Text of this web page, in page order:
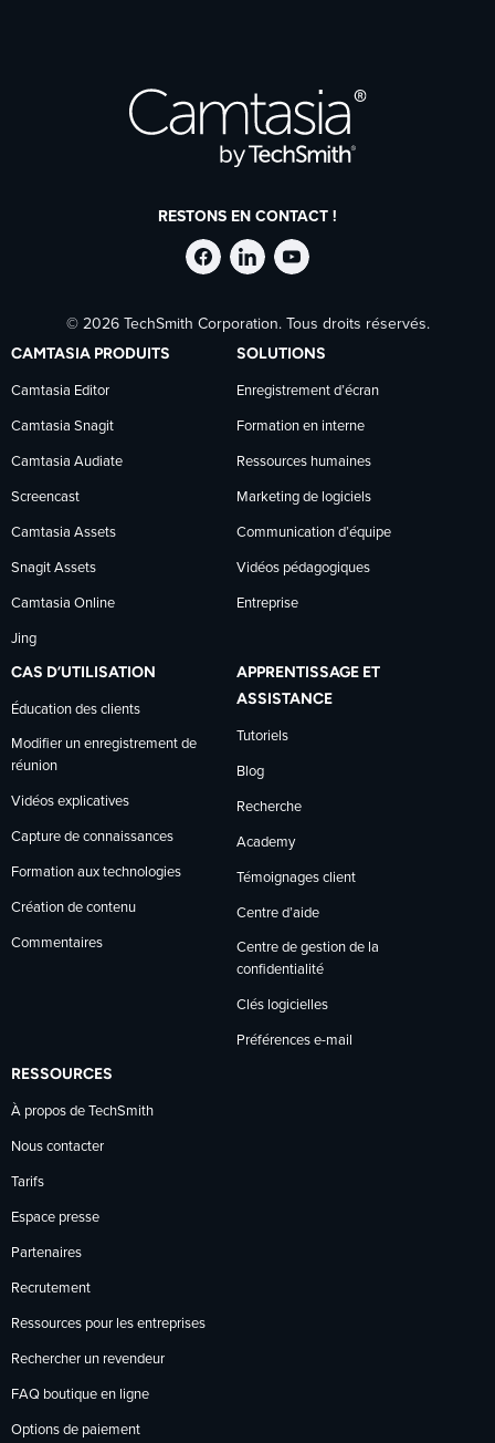
RESTONS EN CONTACT !
Suivre
TechSmith
sur
Facebook
Suivre
TechSmith
sur
LinkedIn
Suivre
TechSmith
sur
YouTube
© 2026 TechSmith Corporation. Tous droits réservés.
CAMTASIA PRODUITS
Camtasia Editor
Camtasia Snagit
Camtasia Audiate
Screencast
Camtasia Assets
Snagit Assets
Camtasia Online
Jing
SOLUTIONS
Enregistrement d’écran
Formation en interne
Ressources humaines
Marketing de logiciels
Communication d’équipe
Vidéos pédagogiques
Entreprise
CAS D’UTILISATION
Éducation des clients
Modifier un enregistrement de
réunion
Vidéos explicatives
Capture de connaissances
Formation aux technologies
Création de contenu
Commentaires
APPRENTISSAGE ET
ASSISTANCE
Tutoriels
Blog
Recherche
Academy
Témoignages client
Centre d’aide
Centre de gestion de la
confidentialité
Clés logicielles
Préférences e-mail
RESSOURCES
À propos de TechSmith
Nous contacter
Tarifs
Espace presse
Partenaires
Recrutement
Ressources pour les entreprises
Rechercher un revendeur
FAQ boutique en ligne
Options de paiement